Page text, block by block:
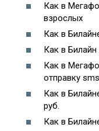
Как в
взрослых
Как в
Как в
Как в
отправку sms
Как в
руб.
Как в